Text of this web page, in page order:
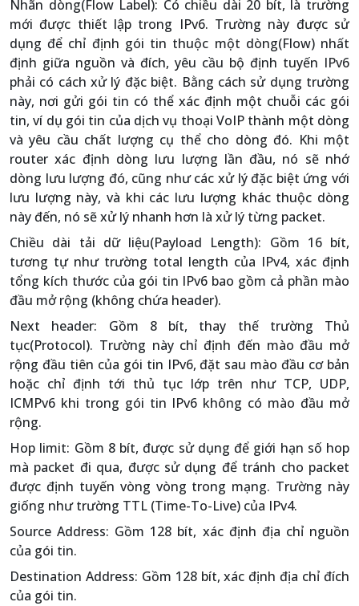
Nhãn dòng(Flow Label): Có chiều dài 20 bít, là trường
mới được thiết lập trong IPv6. Trường này được sử
dụng để chỉ định gói tin thuộc một dòng(Flow) nhất
định giữa nguồn và đích, yêu cầu bộ định tuyến IPv6
phải có cách xử lý đặc biệt. Bằng cách sử dụng trường
này, nơi gửi gói tin có thể xác định một chuỗi các gói
tin, ví dụ gói tin của dịch vụ thoại VoIP thành một dòng
và yêu cầu chất lượng cụ thể cho dòng đó. Khi một
router xác định dòng lưu lượng lần đầu, nó sẽ nhớ
dòng lưu lượng đó, cũng như các xử lý đặc biệt ứng với
lưu lượng này, và khi các lưu lượng khác thuộc dòng
này đến, nó sẽ xử lý nhanh hơn là xử lý từng packet.
Chiều dài tải dữ liệu(Payload Length): Gồm 16 bít,
tương tự như trường total length của IPv4, xác định
tổng kích thước của gói tin IPv6 bao gồm cả phần mào
đầu mở rộng (không chứa header).
Next header: Gồm 8 bít, thay thế trường Thủ
tục(Protocol). Trường này chỉ định đến mào đầu mở
rộng đầu tiên của gói tin IPv6, đặt sau mào đầu cơ bản
hoặc chỉ định tới thủ tục lớp trên như TCP, UDP,
ICMPv6 khi trong gói tin IPv6 không có mào đầu mở
rộng.
Hop limit: Gồm 8 bít, được sử dụng để giới hạn số hop
mà packet đi qua, được sử dụng để tránh cho packet
được định tuyến vòng vòng trong mạng. Trường này
giống như trường TTL (Time-To-Live) của IPv4.
Source Address: Gồm 128 bít, xác định địa chỉ nguồn
của gói tin.
Destination Address: Gồm 128 bít, xác định địa chỉ đích
của gói tin.